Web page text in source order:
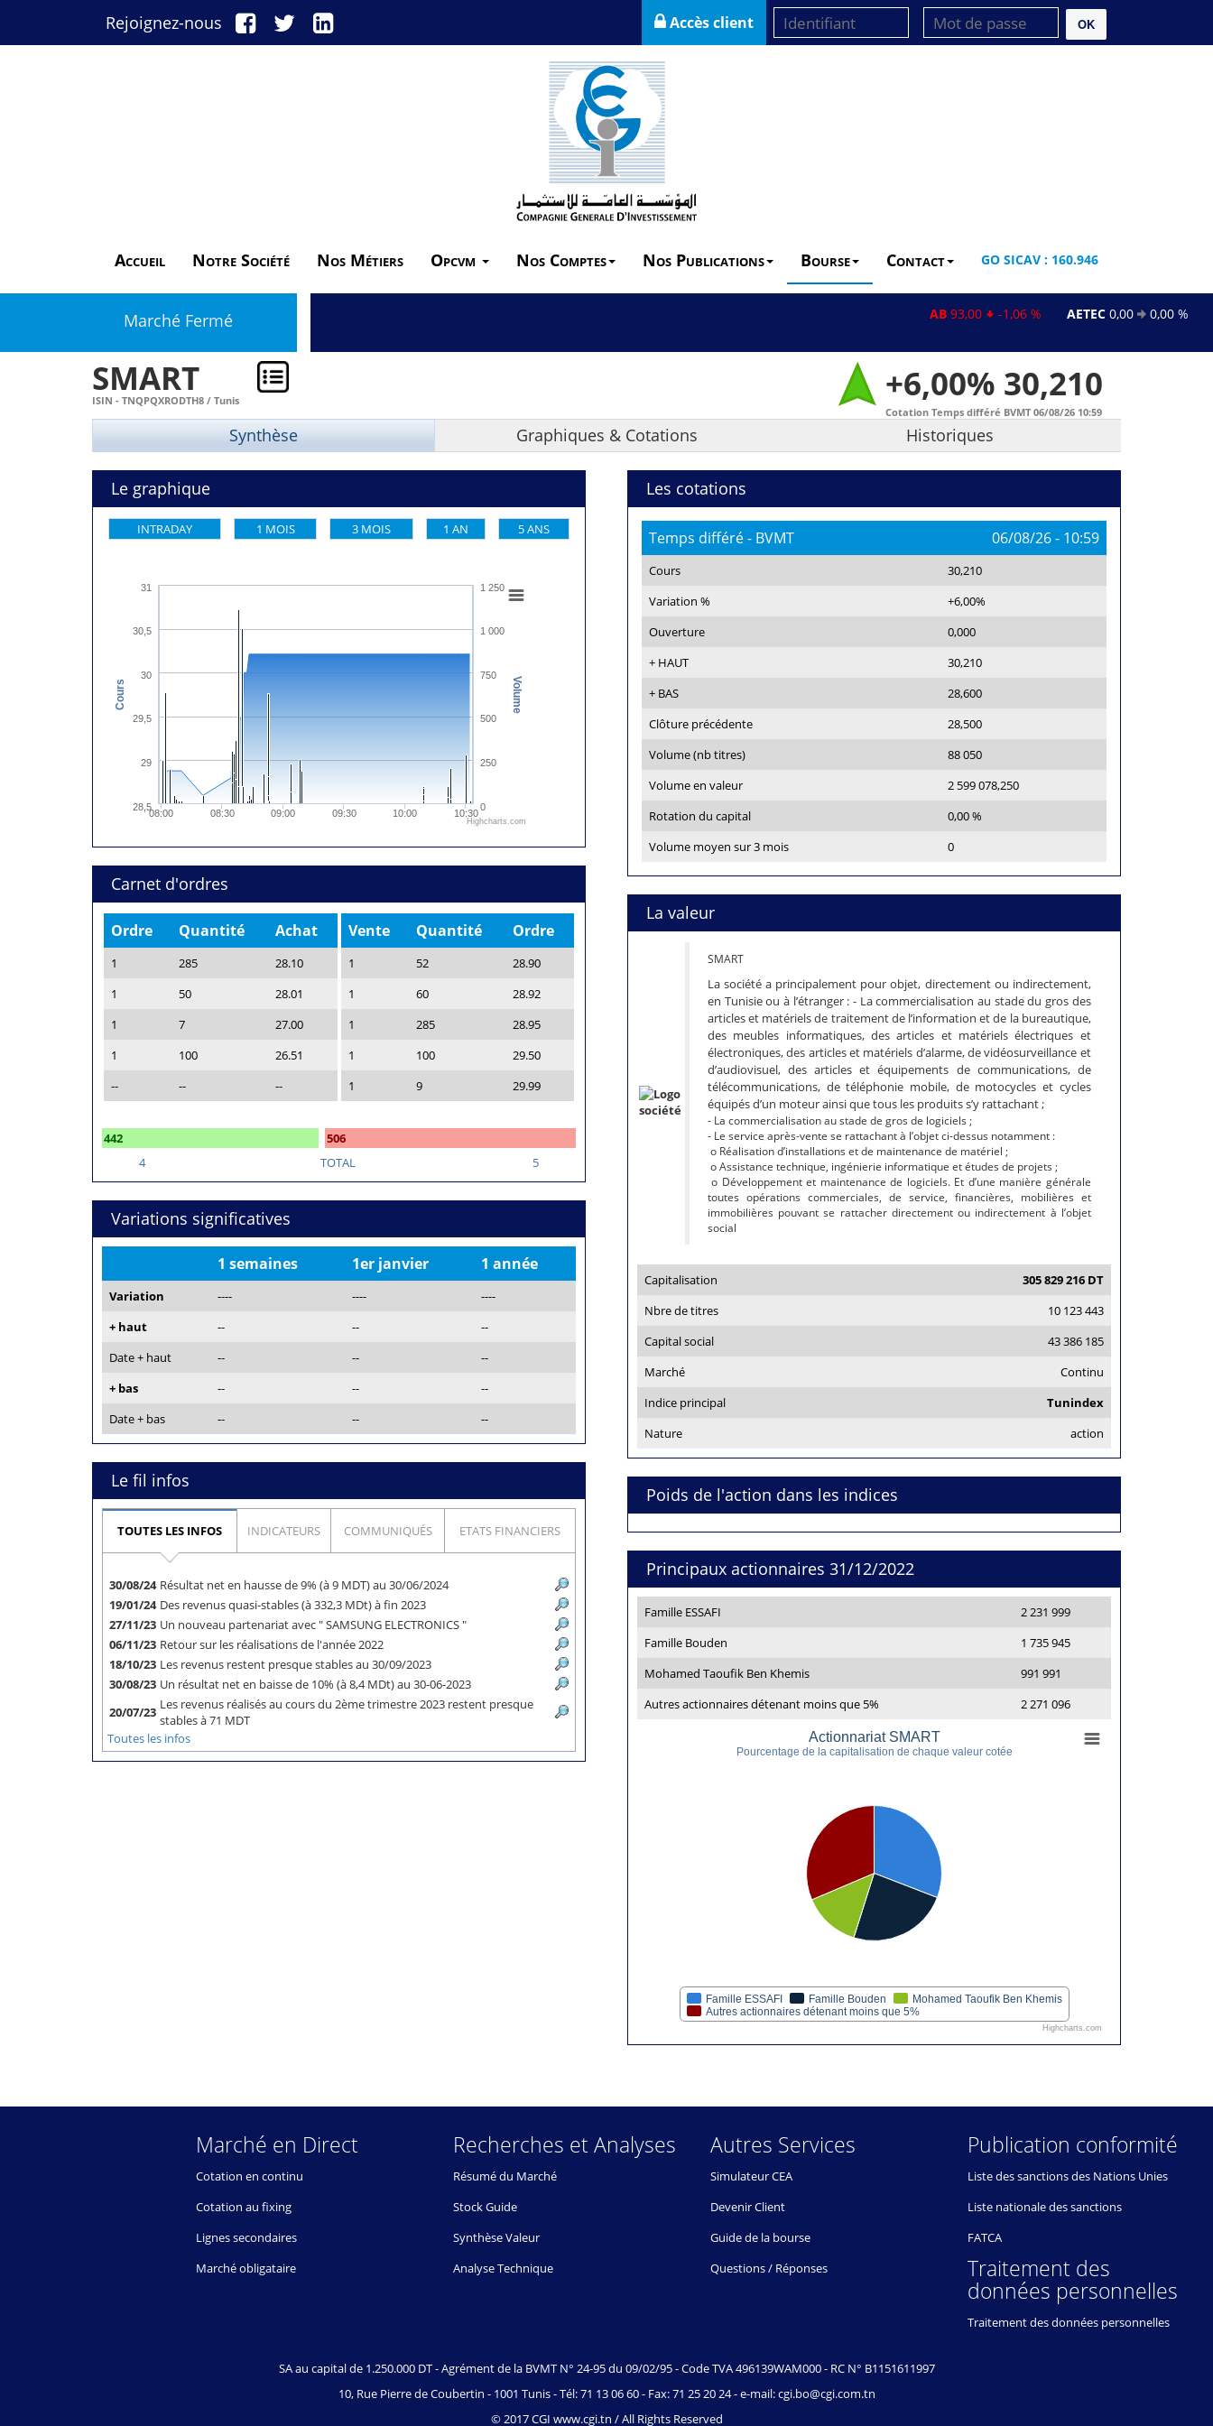
Rejoignez-nous Accès client OK
Accueil Notre Société Nos Métiers Opcvm Nos Comptes Nos Publications Bourse Contact GO SICAV : 160.946
Marché Fermé 93,00 -1,06 % AETEC 0,00 0,00 % AL
SMART
ISIN - TNQPQXRODTH8 / Tunis +6,00% 30,210
Cotation Temps différé BVMT 06/08/26 10:59
Synthèse Graphiques & Cotations Historiques
Le graphique
INTRADAY 1 MOIS 3 MOIS 1 AN 5 ANS
Cours Volume
08:00 08:30 09:00 09:30 10:00 10:30
28,5
29
29,5
30
30,5
31
0
250
500
750
1 000
1 250
Highcharts.com
Carnet d'ordres
Ordre Quantité Achat
1 285
28.10
1
50
28.01
1
7
27.00
1
100
26.51
--
-- --
Vente Quantité Ordre
1 52
28.90
1
60
28.92
1
285
28.95
1
100
29.50
1
9 29.99
442
506
4
TOTAL 5
Variations significatives
1 semaines 1er janvier 1 année
Variation ---- ----
----
+ haut
-- --
--
Date + haut
-- --
--
+ bas
-- --
--
Date + bas
-- -- --
Le fil infos
TOUTES LES INFOS INDICATEURS COMMUNIQUÉS ETATS FINANCIERS
30/08/24 Résultat net en hausse de 9% (à 9 MDT) au 30/06/2024
19/01/24 Des revenus quasi-stables (à 332,3 MDt) à fin 2023
27/11/23 Un nouveau partenariat avec " SAMSUNG ELECTRONICS "
06/11/23 Retour sur les réalisations de l'année 2022
18/10/23 Les revenus restent presque stables au 30/09/2023
30/08/23 Un résultat net en baisse de 10% (à 8,4 MDt) au 30-06-2023
20/07/23 Les revenus réalisés au cours du 2ème trimestre 2023 restent presque
stables à 71 MDT
Toutes les infos
Les cotations
Temps différé - BVMT 06/08/26- 10:59
Cours
30,210
Variation %
+6,00%
Ouverture
0,000
+ HAUT
30,210
+ BAS
28,600
Clôture précédente
28,500
Volume (nb titres)
88 050
Volume en valeur
2 599 078,250
Rotation du capital
0,00 %
Volume moyen sur 3 mois
0
La valeur
SMART
La société a principalement pour objet, directement ou indirectement,
en Tunisie ou à l’étranger : - La commercialisation au stade du gros des
articles et matériels de traitement de l’information et de la bureautique,
des meubles informatiques, des articles et matériels électriques et
électroniques, des articles et matériels d’alarme, de vidéosurveillance et
d’audiovisuel, des articles et équipements de communications, de
télécommunications, de téléphonie mobile, de motocycles et cycles
équipés d’un moteur ainsi que tous les produits s’y rattachant ;
- La commercialisation au stade de gros de logiciels ;
- Le service après-vente se rattachant à l’objet ci-dessus notamment :
o Réalisation d’installations et de maintenance de matériel ;
o Assistance technique, ingénierie informatique et études de projets ;
o Développement et maintenance de logiciels. Et d’une manière générale
toutes opérations commerciales, de service, financières, mobilières et
immobilières pouvant se rattacher directement ou indirectement à l’objet
social
Capitalisation
305 829 216 DT
Nbre de titres
10 123 443
Capital social
43 386 185
Marché
Continu
Indice principal
Tunindex
Nature
action
Poids de l'action dans les indices
Principaux actionnaires 31/12/2022
Famille ESSAFI
2 231 999
Famille Bouden
1 735 945
Mohamed Taoufik Ben Khemis
991 991
Autres actionnaires détenant moins que 5%
2 271 096
Actionnariat SMART
Pourcentage de la capitalisation de chaque valeur cotée
Famille ESSAFI Famille Bouden
Mohamed Taoufik Ben Khemis
Autres actionnaires détenant moins que 5%
Highcharts.com
Marché en Direct
Cotation en continu
Cotation au fixing
Lignes secondaires
Marché obligataire
Recherches et Analyses
Résumé du Marché
Stock Guide
Synthèse Valeur
Analyse Technique
Autres Services
Simulateur CEA
Devenir Client
Guide de la bourse
Questions / Réponses
Publication conformité
Liste des sanctions des Nations Unies
Liste nationale des sanctions
FATCA
Traitement des
données personnelles
Traitement des données personnelles
SA au capital de 1.250.000 DT - Agrément de la BVMT N° 24-95 du 09/02/95 - Code TVA 496139WAM000 - RC N° B1151611997
10, Rue Pierre de Coubertin - 1001 Tunis - Tél: 71 13 06 60 - Fax: 71 25 20 24 - e-mail: cgi.bo@cgi.com.tn
© 2017 CGI www.cgi.tn / All Rights Reserved